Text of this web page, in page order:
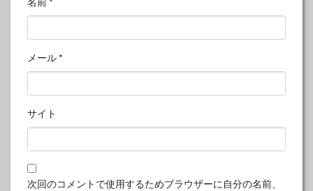
メール *
サイト
次回のコメントで使用するためブラウザーに自分の名前、